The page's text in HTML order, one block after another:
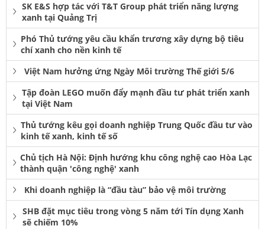
SK E&S hợp tác với T&T Group phát triển năng lượng
xanh tại Quảng Trị
Phó Thủ tướng yêu cầu khẩn trương xây dựng bộ tiêu
chí xanh cho nền kinh tế
Việt Nam hưởng ứng Ngày Môi trường Thế giới 5/6
Tập đoàn LEGO muốn đẩy mạnh đầu tư phát triển xanh
tại Việt Nam
Thủ tướng kêu gọi doanh nghiệp Trung Quốc đầu tư vào
kinh tế xanh, kinh tế số
Chủ tịch Hà Nội: Định hướng khu công nghệ cao Hòa Lạc
thành quận 'công nghệ' xanh
Khi doanh nghiệp là “đầu tàu” bảo vệ môi trường
SHB đặt mục tiêu trong vòng 5 năm tới Tín dụng Xanh
sẽ chiếm 10%